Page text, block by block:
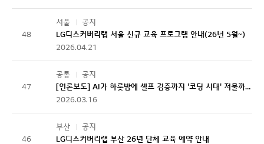
48
서울
공지
LG디스커버리랩 서울 신규 교육 프로그램 안내(26년 5월~)
2026.04.21
47
공통
공지
[언론보도] AI가 하룻밤에 셀프 검증까지 '코딩 시대' 저물까(26/3/15 SBS)
2026.03.16
46
부산
공지
LG디스커버리랩 부산 26년 단체 교육 예약 안내